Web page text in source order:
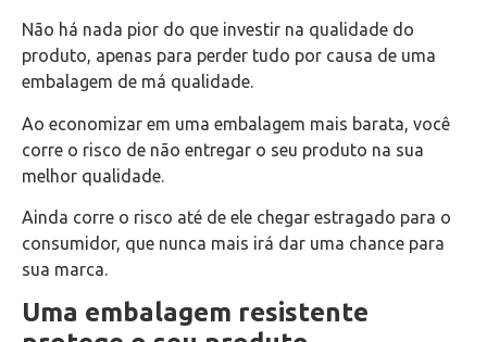
Não há nada pior do que investir na qualidade do
produto, apenas para perder tudo por causa de uma
embalagem de má qualidade.
Ao economizar em uma embalagem mais barata, você
corre o risco de não entregar o seu produto na sua
melhor qualidade.
Ainda corre o risco até de ele chegar estragado para o
consumidor, que nunca mais irá dar uma chance para
sua marca.
Uma embalagem resistente